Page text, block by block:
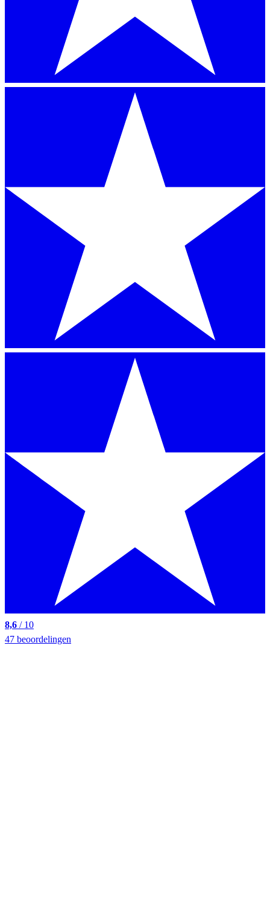
8,6 / 10
47 beoordelingen